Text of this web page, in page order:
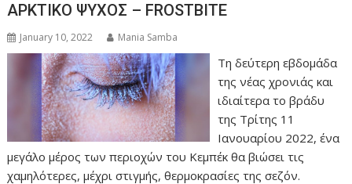
ΑΡΚΤΙΚΟ ΨΥΧΟΣ – FROSTBITE
January 10, 2022 Mania Samba
Τη δεύτερη εβδομάδα
της νέας χρονιάς και
ιδιαίτερα το βράδυ
της Τρίτης 11
Ιανουαρίου 2022, ένα
μεγάλο μέρος των περιοχών του Κεμπέκ θα βιώσει τις
χαμηλότερες, μέχρι στιγμής, θερμοκρασίες της σεζόν.